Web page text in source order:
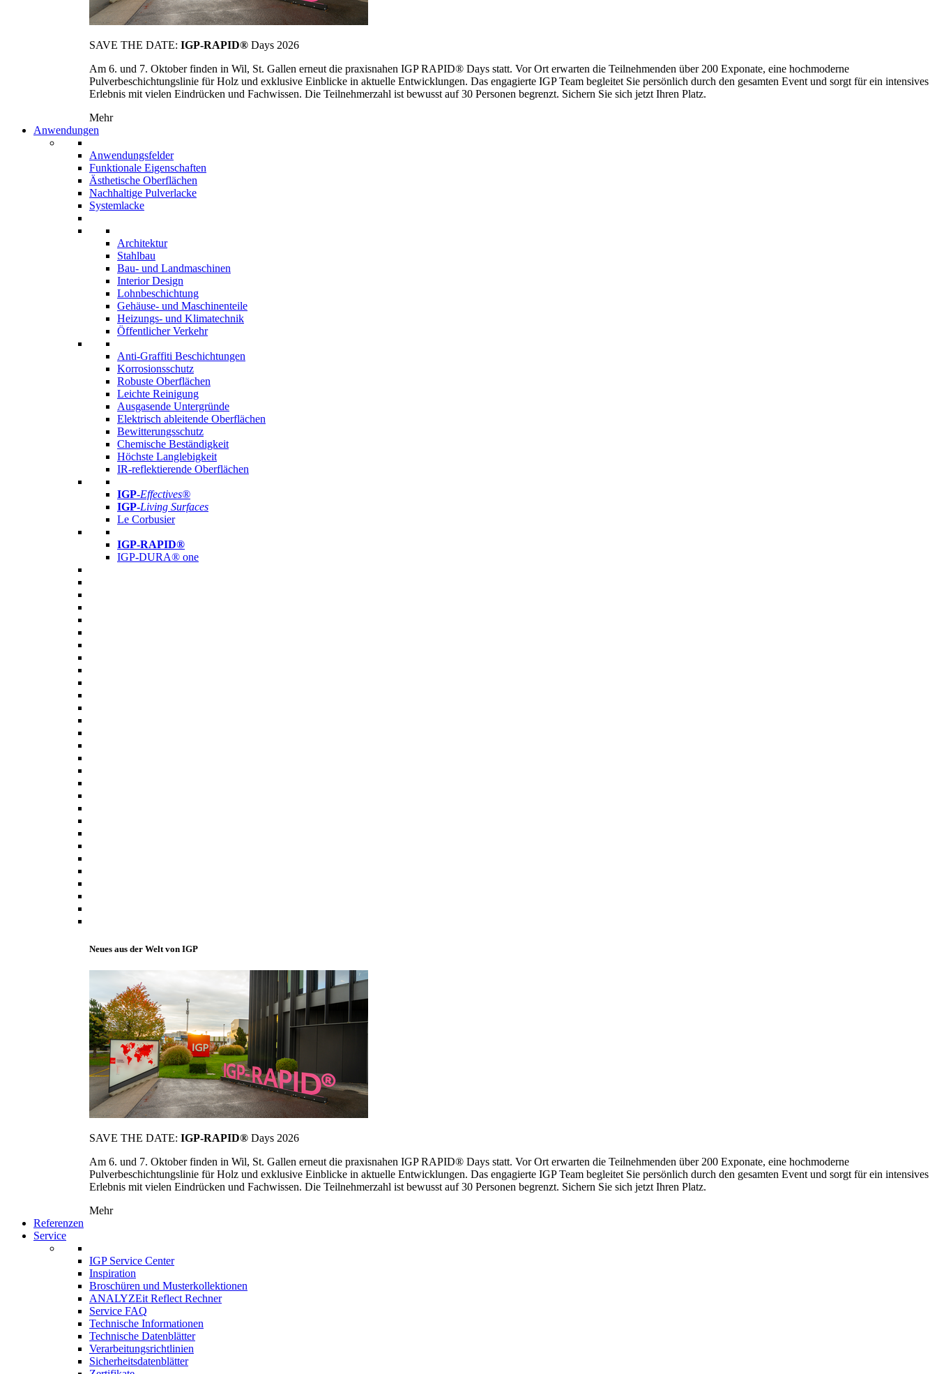
SAVE THE DATE: IGP-RAPID® Days 2026
Am 6. und 7. Oktober finden in Wil, St. Gallen erneut die praxisnahen IGP RAPID® Days statt. Vor Ort erwarten die Teilnehmenden über 200 Exponate, eine hochmoderne
Pulverbeschichtungslinie für Holz und exklusive Einblicke in aktuelle Entwicklungen. Das engagierte IGP Team begleitet Sie persönlich durch den gesamten Event und sorgt für ein intensives
Erlebnis mit vielen Eindrücken und Fachwissen. Die Teilnehmerzahl ist bewusst auf 30 Personen begrenzt. Sichern Sie sich jetzt Ihren Platz.
Mehr
Anwendungen
Anwendungsfelder
Funktionale Eigenschaften
Ästhetische Oberflächen
Nachhaltige Pulverlacke
Systemlacke
Architektur
Stahlbau
Bau- und Landmaschinen
Interior Design
Lohnbeschichtung
Gehäuse- und Maschinenteile
Heizungs- und Klimatechnik
Öffentlicher Verkehr
Anti-Graffiti Beschichtungen
Korrosionsschutz
Robuste Oberflächen
Leichte Reinigung
Ausgasende Untergründe
Elektrisch ableitende Oberflächen
Bewitterungsschutz
Chemische Beständigkeit
Höchste Langlebigkeit
IR-reflektierende Oberflächen
IGP-Effectives®
IGP-Living Surfaces
Le Corbusier
IGP-RAPID®
IGP-DURA® one
Neues aus der Welt von IGP
SAVE THE DATE: IGP-RAPID® Days 2026
Am 6. und 7. Oktober finden in Wil, St. Gallen erneut die praxisnahen IGP RAPID® Days statt. Vor Ort erwarten die Teilnehmenden über 200 Exponate, eine hochmoderne
Pulverbeschichtungslinie für Holz und exklusive Einblicke in aktuelle Entwicklungen. Das engagierte IGP Team begleitet Sie persönlich durch den gesamten Event und sorgt für ein intensives
Erlebnis mit vielen Eindrücken und Fachwissen. Die Teilnehmerzahl ist bewusst auf 30 Personen begrenzt. Sichern Sie sich jetzt Ihren Platz.
Mehr
Referenzen
Service
IGP Service Center
Inspiration
Broschüren und Musterkollektionen
ANALYZEit Reflect Rechner
Service FAQ
Technische Informationen
Technische Datenblätter
Verarbeitungsrichtlinien
Sicherheitsdatenblätter